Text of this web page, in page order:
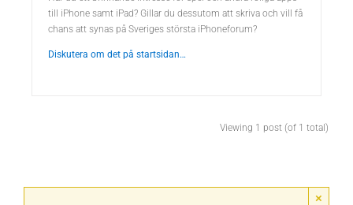
till iPhone samt iPad? Gillar du dessutom att skriva och vill få
chans att synas på Sveriges största iPhoneforum?
Diskutera om det på startsidan…
Viewing 1 post (of 1 total)
×